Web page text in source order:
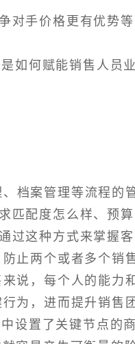
对手价格更有优势等
如何赋能销售人员
档案管理等流程的
匹配度怎么样、预算
过这种方式来掌握客
止两个或者多个销
说，每个人的能力
为，进而提升销售
设置了关键节点的